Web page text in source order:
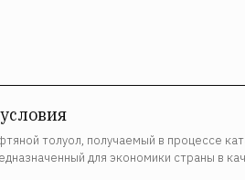
толуол, получаемый в процессе
для экономики страны в